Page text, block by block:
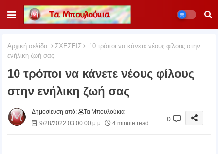
Αρχική σελίδα ΣΧΕΣΕΙΣ
10 τρόποι να κάνετε νέους φίλους στην
ενήλικη ζωή σας
10 τρόποι να κάνετε νέους φίλους
στην ενήλικη ζωή σας
Δημοσίευση από:
Τα Μπουλούκια
9/28/2022 03:00:00 μ.μ.
4 minute read
0